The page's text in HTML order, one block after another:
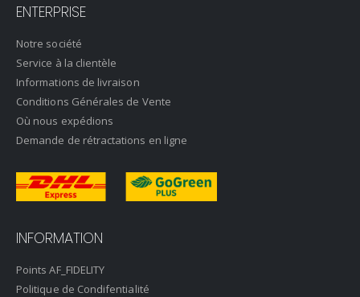
ENTERPRISE
Notre société
Service à la clientèle
Informations de livraison
Conditions Générales de Vente
Où nous expédions
Demande de rétractations en ligne
INFORMATION
Points AF_FIDELITY
Politique de Condifentialité